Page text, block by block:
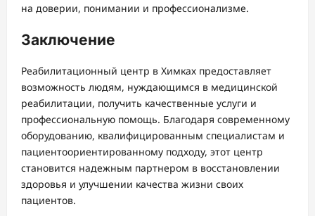
на доверии, понимании и профессионализме.
Заключение
Реабилитационный центр в Химках предоставляет
возможность людям, нуждающимся в медицинской
реабилитации, получить качественные услуги и
профессиональную помощь. Благодаря современному
оборудованию, квалифицированным специалистам и
пациентоориентированному подходу, этот центр
становится надежным партнером в восстановлении
здоровья и улучшении качества жизни своих
пациентов.